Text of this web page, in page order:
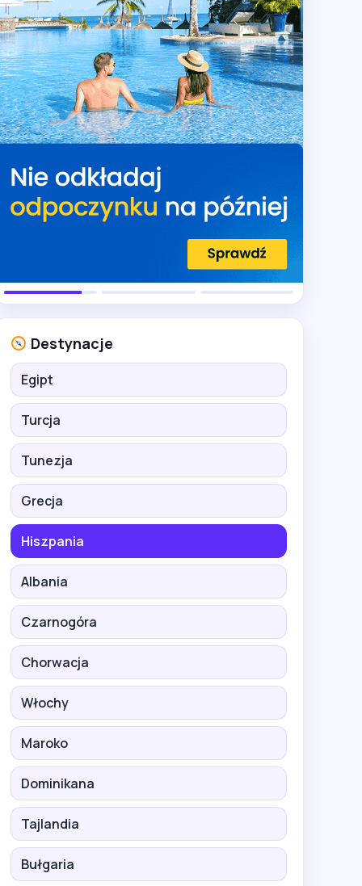
Destynacje
Egipt
Turcja
Tunezja
Grecja
Hiszpania
Albania
Czarnogóra
Chorwacja
Włochy
Maroko
Dominikana
Tajlandia
Bułgaria